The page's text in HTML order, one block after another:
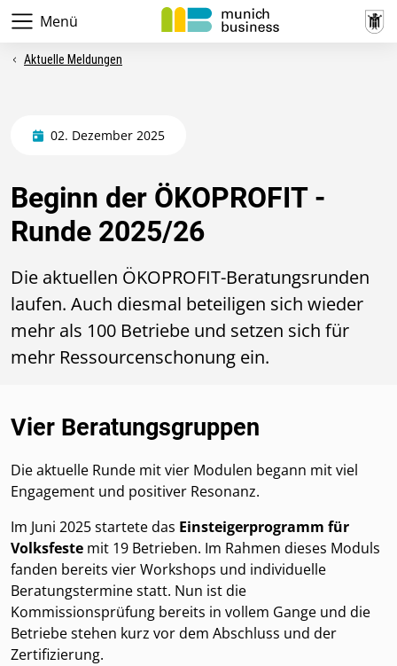
Menü
Aktuelle Meldungen
Beginn der ÖKOPROFIT -
Runde 2025/26
02. Dezember 2025
Die aktuellen ÖKOPROFIT-Beratungsrunden
laufen. Auch diesmal beteiligen sich wieder
mehr als 100 Betriebe und setzen sich für
mehr Ressourcenschonung ein.
Vier Beratungsgruppen
Die aktuelle Runde mit vier Modulen begann mit viel
Engagement und positiver Resonanz.
Im Juni 2025 startete das Einsteigerprogramm für
Volksfeste mit 19 Betrieben. Im Rahmen dieses Moduls
fanden bereits vier Workshops und individuelle
Beratungstermine statt. Nun ist die
Kommissionsprüfung bereits in vollem Gange und die
Betriebe stehen kurz vor dem Abschluss und der
Zertifizierung.